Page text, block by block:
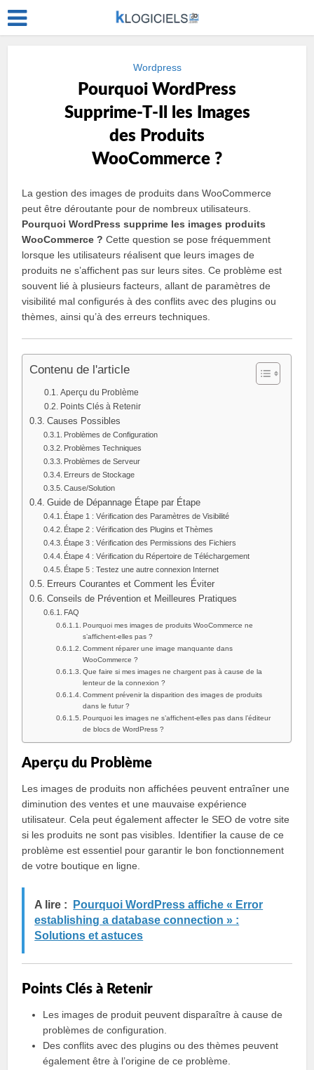
Wordpress
Pourquoi WordPress
Supprime-T-Il les Images
des Produits
WooCommerce ?
La gestion des images de produits dans WooCommerce
peut être déroutante pour de nombreux utilisateurs.
Pourquoi WordPress supprime les images produits
WooCommerce ? Cette question se pose fréquemment
lorsque les utilisateurs réalisent que leurs images de
produits ne s’affichent pas sur leurs sites. Ce problème est
souvent lié à plusieurs facteurs, allant de paramètres de
visibilité mal configurés à des conflits avec des plugins ou
thèmes, ainsi qu’à des erreurs techniques.
Contenu de l'article
Aperçu du Problème
Points Clés à Retenir
Causes Possibles
Problèmes de Configuration
Problèmes Techniques
Problèmes de Serveur
Erreurs de Stockage
Cause/Solution
Guide de Dépannage Étape par Étape
Étape 1 : Vérification des Paramètres de Visibilité
Étape 2 : Vérification des Plugins et Thèmes
Étape 3 : Vérification des Permissions des Fichiers
Étape 4 : Vérification du Répertoire de Téléchargement
Étape 5 : Testez une autre connexion Internet
Erreurs Courantes et Comment les Éviter
Conseils de Prévention et Meilleures Pratiques
FAQ
Pourquoi mes images de produits WooCommerce ne
s’affichent-elles pas ?
Comment réparer une image manquante dans
WooCommerce ?
Que faire si mes images ne chargent pas à cause de la
lenteur de la connexion ?
Comment prévenir la disparition des images de produits
dans le futur ?
Pourquoi les images ne s’affichent-elles pas dans l’éditeur
de blocs de WordPress ?
Aperçu du Problème
Les images de produits non affichées peuvent entraîner une
diminution des ventes et une mauvaise expérience
utilisateur. Cela peut également affecter le SEO de votre site
si les produits ne sont pas visibles. Identifier la cause de ce
problème est essentiel pour garantir le bon fonctionnement
de votre boutique en ligne.
A lire :
Pourquoi WordPress affiche « Error
establishing a database connection » :
Solutions et astuces
Points Clés à Retenir
Les images de produit peuvent disparaître à cause de
problèmes de configuration.
Des conflits avec des plugins ou des thèmes peuvent
également être à l’origine de ce problème.